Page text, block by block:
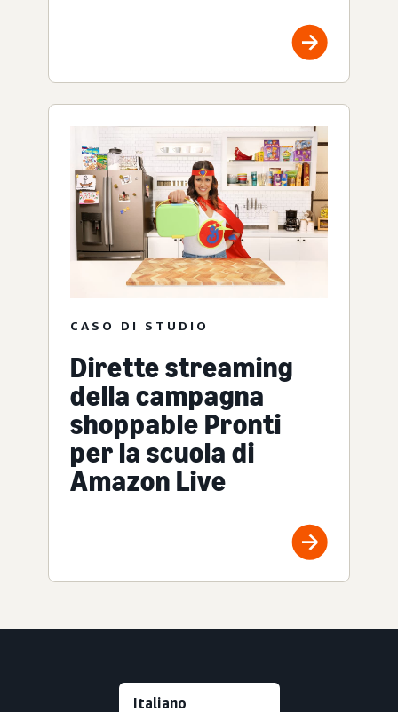
CASO DI STUDIO
Dirette streaming
della campagna
shoppable Pronti
per la scuola di
Amazon Live